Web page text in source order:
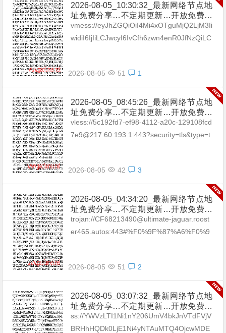
2026-08-05_10:30:32_最新网络节点地
址免费分享…不定期更新…开放免费分
享（网络免费节点香港|日本|韩国|新加
坡|台湾|马来西亚|…
vmess://eyJhZGQiOiI4Mi4xOTguMjQ2LjM3Ii
widiI6IjIiLCJwcyI6IvCfh6zwn4enR0JfNzQiLC
2026-08-05 51 1
2026-08-05_08:45:26_最新网络节点地
址免费分享…不定期更新…开放免费分
享（网络免费节点香港|日本|韩国|新加
坡|台湾|马来西亚|…
vless://5c192fd7-ef98-4112-a20c-129108fcd
7e9@217.60.193.1:443?security=tls&type=t
2026-08-05 42 3
2026-08-05_04:34:20_最新网络节点地
址免费分享…不定期更新…开放免费分
享（网络免费节点香港|日本|韩国|新加
坡|台湾|马来西亚|…
trojan://CF68213490@ultimate-jaguar.roost
er465.autos:443#%F0%9F%87%A6%F0%9
2026-08-05 51 2
2026-08-05_03:07:32_最新网络节点地
址免费分享…不定期更新…开放免费分
享（网络免费节点香港|日本|韩国|新加
坡|台湾|马来西亚|…
ss://YWVzLTI1Ni1nY206UmV4bkJnVTdFVjV
BRHhHQDk0LjE1Ni4yNTAuMTQ4OjcwMDE